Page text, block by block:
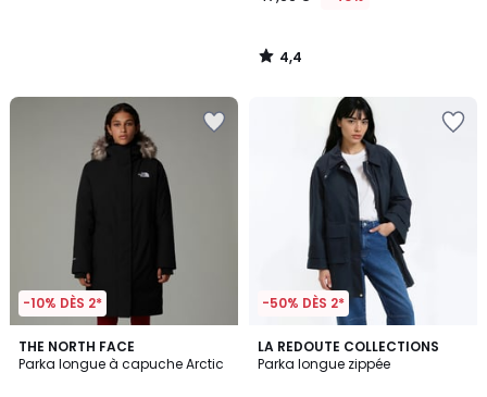
4,4
/
-10% DÈS 2*
THE NORTH FACE
Parka longue à capuche Arctic
5
/
-50% DÈS 2*
LA REDOUTE COLLECTIONS
Parka longue zippée